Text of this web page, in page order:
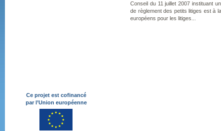
Conseil du 11 juillet 2007 instituant
de règlement des petits litiges est à
européens pour les litiges...
Ce projet est cofinancé
par l’Union européenne